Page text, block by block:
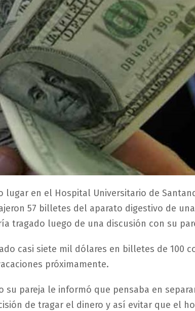
lugar en el Hospital Universitario de
57 billetes del aparato digestivo de
tragado luego de una discusión con su
casi siete mil dólares en billetes de 100
próximamente.
su pareja le informó que pensaba en
de tragar el dinero y así evitar que el